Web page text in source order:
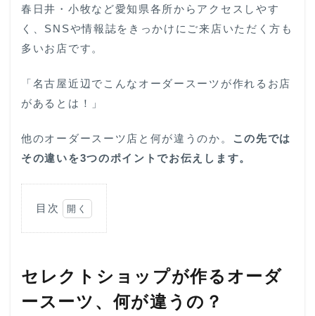
春日井・小牧など愛知県各所からアクセスしやす
く、SNSや情報誌をきっかけにご来店いただく方も
多いお店です。
「名古屋近辺でこんなオーダースーツが作れるお店
があるとは！」
他のオーダースーツ店と何が違うのか。 この先では
その違いを3つのポイントでお伝えします。
目次
ショ
ップ
が作
るオ
セレクトショップが作るオーダ
ースーツ、何が違うの？